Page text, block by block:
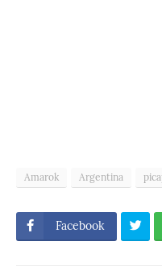
Amarok Argentina
Facebook